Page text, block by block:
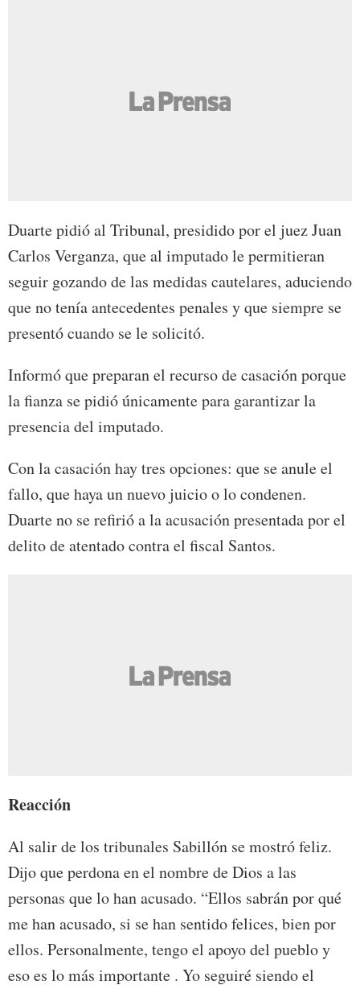
Duarte pidió al Tribunal, presidido por el juez Juan
Carlos Verganza, que al imputado le permitieran
seguir gozando de las medidas cautelares, aduciendo
que no tenía antecedentes penales y que siempre se
presentó cuando se le solicitó.
Informó que preparan el recurso de casación porque
la fianza se pidió únicamente para garantizar la
presencia del imputado.
Con la casación hay tres opciones: que se anule el
fallo, que haya un nuevo juicio o lo condenen.
Duarte no se refirió a la acusación presentada por el
delito de atentado contra el fiscal Santos.
Reacción
Al salir de los tribunales Sabillón se mostró feliz.
Dijo que perdona en el nombre de Dios a las
personas que lo han acusado. “Ellos sabrán por qué
me han acusado, si se han sentido felices, bien por
ellos. Personalmente, tengo el apoyo del pueblo y
eso es lo más importante . Yo seguiré siendo el